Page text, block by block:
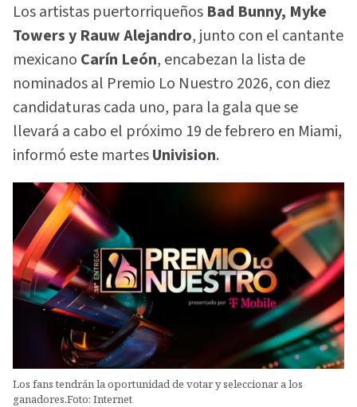
Los artistas puertorriqueños Bad Bunny, Myke
Towers y Rauw Alejandro, junto con el cantante
mexicano Carín León, encabezan la lista de
nominados al Premio Lo Nuestro 2026, con diez
candidaturas cada uno, para la gala que se
llevará a cabo el próximo 19 de febrero en Miami,
informó este martesUnivision.
Los fans tendrán la oportunidad de votar y seleccionar a los
ganadores.Foto: Internet